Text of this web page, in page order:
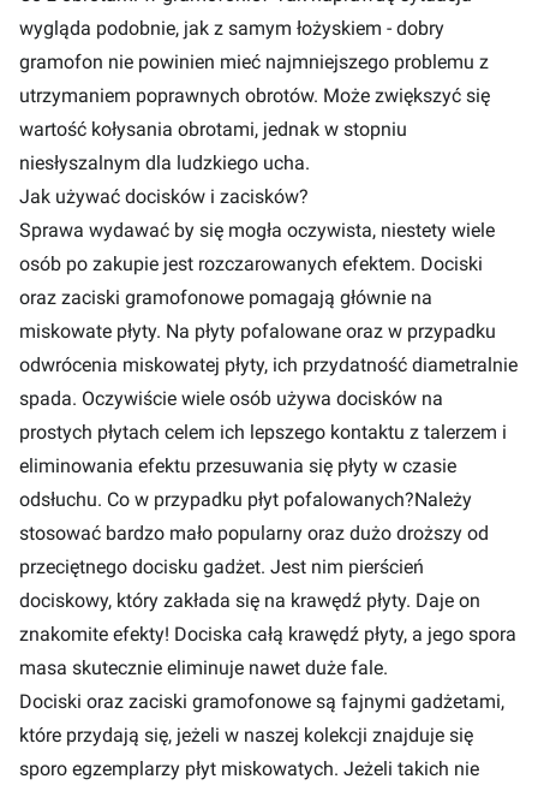
wygląda podobnie, jak z samym łożyskiem - dobry
gramofon nie powinien mieć najmniejszego problemu z
utrzymaniem poprawnych obrotów. Może zwiększyć się
wartość kołysania obrotami, jednak w stopniu
niesłyszalnym dla ludzkiego ucha.
Jak używać docisków i zacisków?
Sprawa wydawać by się mogła oczywista, niestety wiele
osób po zakupie jest rozczarowanych efektem. Dociski
oraz zaciski gramofonowe pomagają głównie na
miskowate płyty. Na płyty pofalowane oraz w przypadku
odwrócenia miskowatej płyty, ich przydatność diametralnie
spada. Oczywiście wiele osób używa docisków na
prostych płytach celem ich lepszego kontaktu z talerzem i
eliminowania efektu przesuwania się płyty w czasie
odsłuchu. Co w przypadku płyt pofalowanych?Należy
stosować bardzo mało popularny oraz dużo droższy od
przeciętnego docisku gadżet. Jest nim pierścień
dociskowy, który zakłada się na krawędź płyty. Daje on
znakomite efekty! Dociska całą krawędź płyty, a jego spora
masa skutecznie eliminuje nawet duże fale.
Dociski oraz zaciski gramofonowe są fajnymi gadżetami,
które przydają się, jeżeli w naszej kolekcji znajduje się
sporo egzemplarzy płyt miskowatych. Jeżeli takich nie